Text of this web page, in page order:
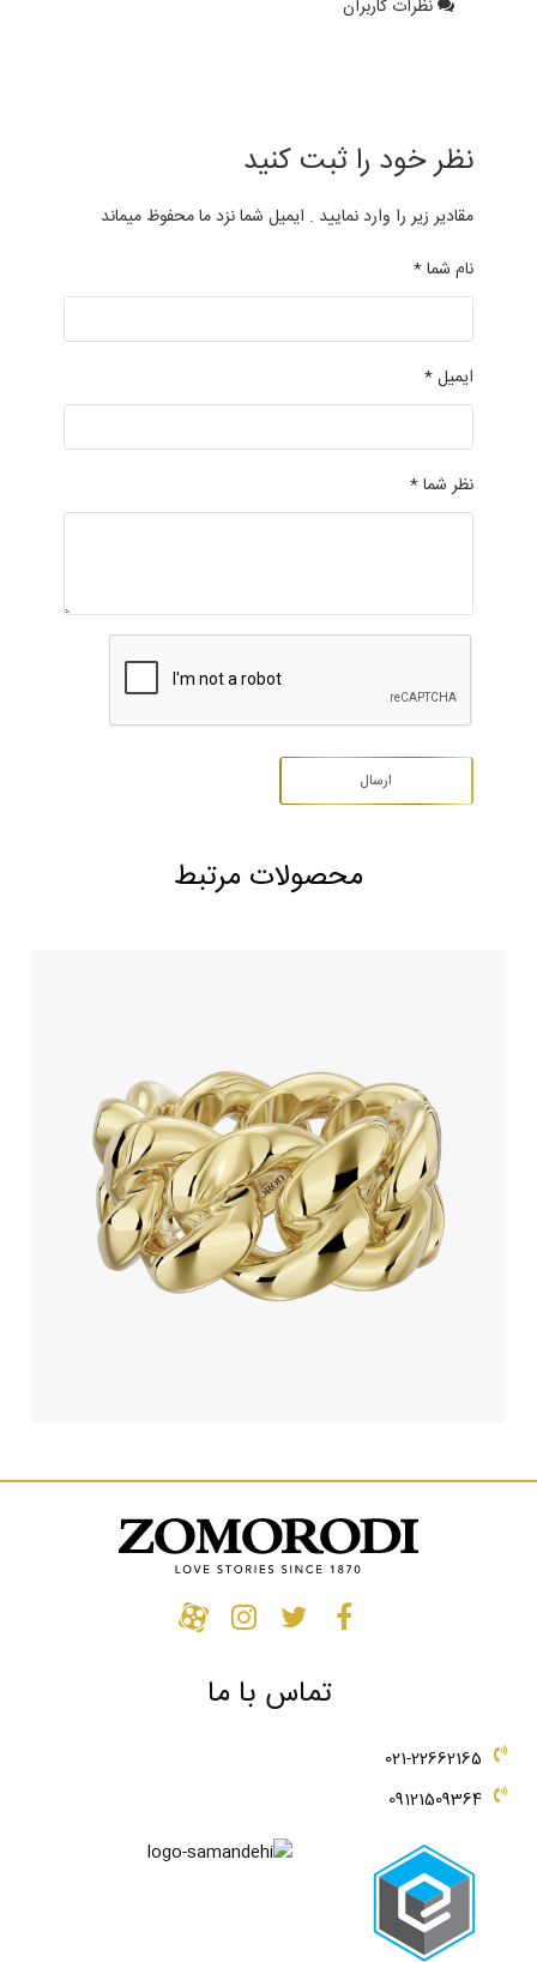
نظرات کاربران
نظر خود را ثبت کنید
مقادیر زیر را وارد نمایید . ایمیل شما نزد ما محفوظ میماند
نام شما *
ایمیل *
نظر شما *
محصولات مرتبط
انگشتر طلا کارتیه
512,460,000 تومان
تماس با ما
021-22662165
09121509364